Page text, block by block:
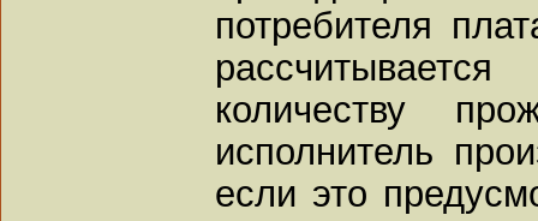
потребителя
количеству
исполнитель
если это